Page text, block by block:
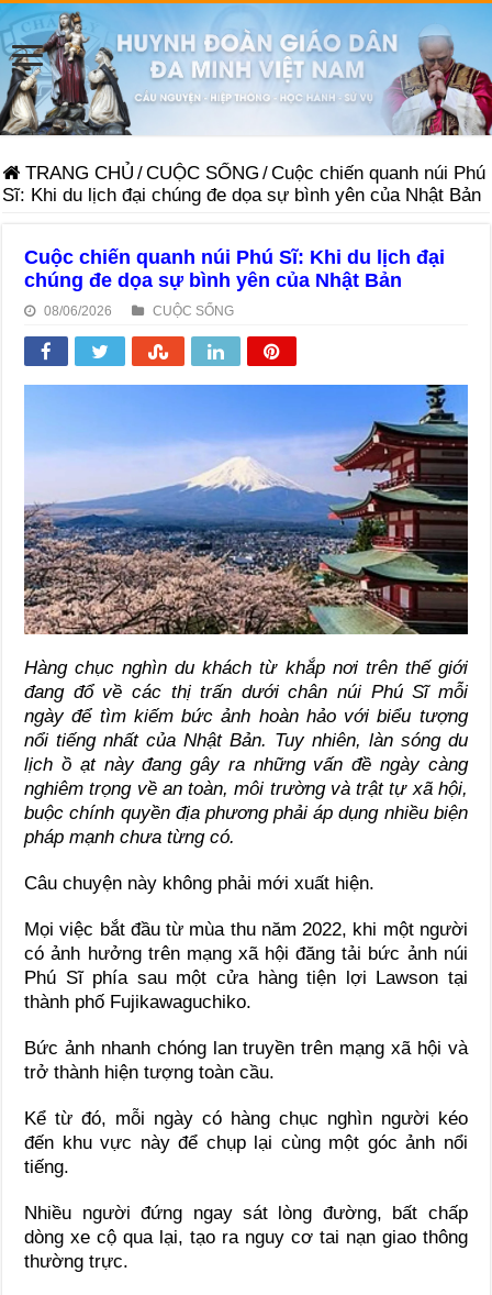
TRANG CHỦ /CUỘC SỐNG /Cuộc chiến quanh núi Phú
Sĩ: Khi du lịch đại chúng đe dọa sự bình yên của Nhật Bản
Cuộc chiến quanh núi Phú Sĩ: Khi du lịch đại
chúng đe dọa sự bình yên của Nhật Bản
08/06/2026 CUỘC SỐNG
Hàng chục nghìn du khách từ khắp nơi trên thế giới
đang đổ về các thị trấn dưới chân núi Phú Sĩ mỗi
ngày để tìm kiếm bức ảnh hoàn hảo với biểu tượng
nổi tiếng nhất của Nhật Bản. Tuy nhiên, làn sóng du
lịch ồ ạt này đang gây ra những vấn đề ngày càng
nghiêm trọng về an toàn, môi trường và trật tự xã hội,
buộc chính quyền địa phương phải áp dụng nhiều biện
pháp mạnh chưa từng có.
Câu chuyện này không phải mới xuất hiện.
Mọi việc bắt đầu từ mùa thu năm 2022, khi một người
có ảnh hưởng trên mạng xã hội đăng tải bức ảnh núi
Phú Sĩ phía sau một cửa hàng tiện lợi Lawson tại
thành phố Fujikawaguchiko.
Bức ảnh nhanh chóng lan truyền trên mạng xã hội và
trở thành hiện tượng toàn cầu.
Kể từ đó, mỗi ngày có hàng chục nghìn người kéo
đến khu vực này để chụp lại cùng một góc ảnh nổi
tiếng.
Nhiều người đứng ngay sát lòng đường, bất chấp
dòng xe cộ qua lại, tạo ra nguy cơ tai nạn giao thông
thường trực.